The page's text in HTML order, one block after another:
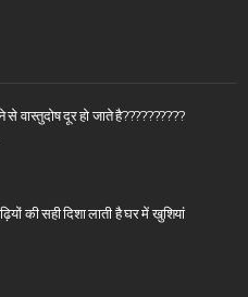
से वास्तुदोष दूर हो जाते है??????????
की सही दिशा लाती है घर में खुशियां